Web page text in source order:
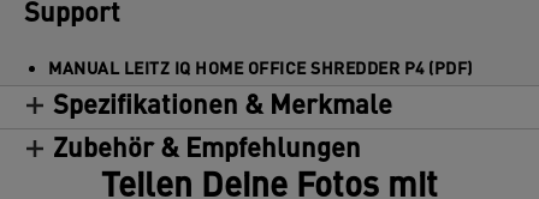
Support
MANUAL LEITZ IQ HOME OFFICE SHREDDER P4 (PDF)
Spezifikationen & Merkmale
Zubehör & Empfehlungen
Teilen Deine Fotos mit